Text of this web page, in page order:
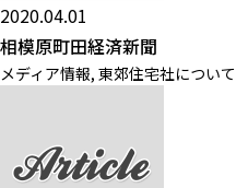
2020.04.01
相模原町田経済新聞
メディア情報, 東郊住宅社について